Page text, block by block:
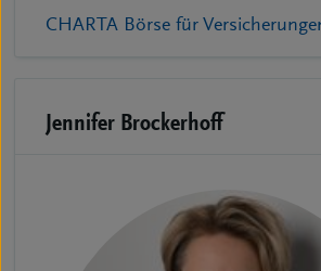
CHARTA Börse für
Jennifer Brockerhoff